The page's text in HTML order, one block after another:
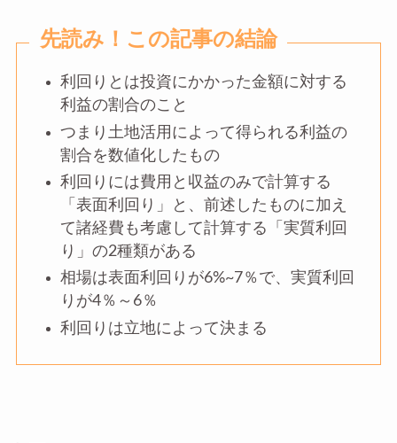
先読み！この記事の結論
利回りとは投資にかかった金額に対する
利益の割合のこと
つまり土地活用によって得られる利益の
割合を数値化したもの
利回りには費用と収益のみで計算する
「表面利回り」と、前述したものに加え
て諸経費も考慮して計算する「実質利回
り」の2種類がある
相場は表面利回りが6%~7％で、実質利回
りが4％～6％
利回りは立地によって決まる